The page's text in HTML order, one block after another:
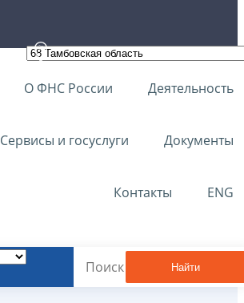
О ФНС России Деятельность
Сервисы и госуслуги Документы
Контакты ENG
Найти